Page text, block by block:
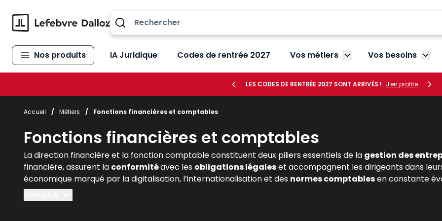
Nos produits IA Juridique Codes de rentrée 2027 Vos métiers Afficher le sous-menu
Vos besoins
LES CODES DE RENTRÉE 2027 SONT ARRIVÉS ! J'en profite
Accueil / Métiers / Fonctions financières et comptables
Fonctions financières et comptables
La direction financière et la fonction comptable constituent deux piliers essentiels de la gestion des
financière, assurent la conformitéavec les obligations légaleset accompagnent les dirigeants dans
économique marqué par la digitalisation, l’internationalisation et des normes comptablesen constante
jamais centrales. Pour les étudiants en gestion, en finance ou en comptabilité, comme pour les praticiens,
indispensable. Les